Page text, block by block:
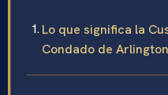
Lo que significa la
Condado de